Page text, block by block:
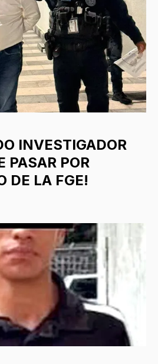
INVESTIGADOR
PASAR POR
DE LA FGE!